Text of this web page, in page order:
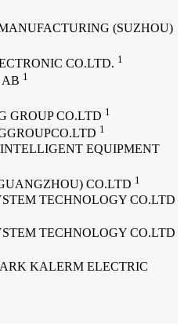
(SUZHOU)
CO.LTD. 1
1
GROUP CO.LTD 1
1
EQUIPMENT
CO.LTD 1
TECHNOLOGY CO.LTD
ТЕCHNOLOGY CO.LTD
KALERM ELECTRIC